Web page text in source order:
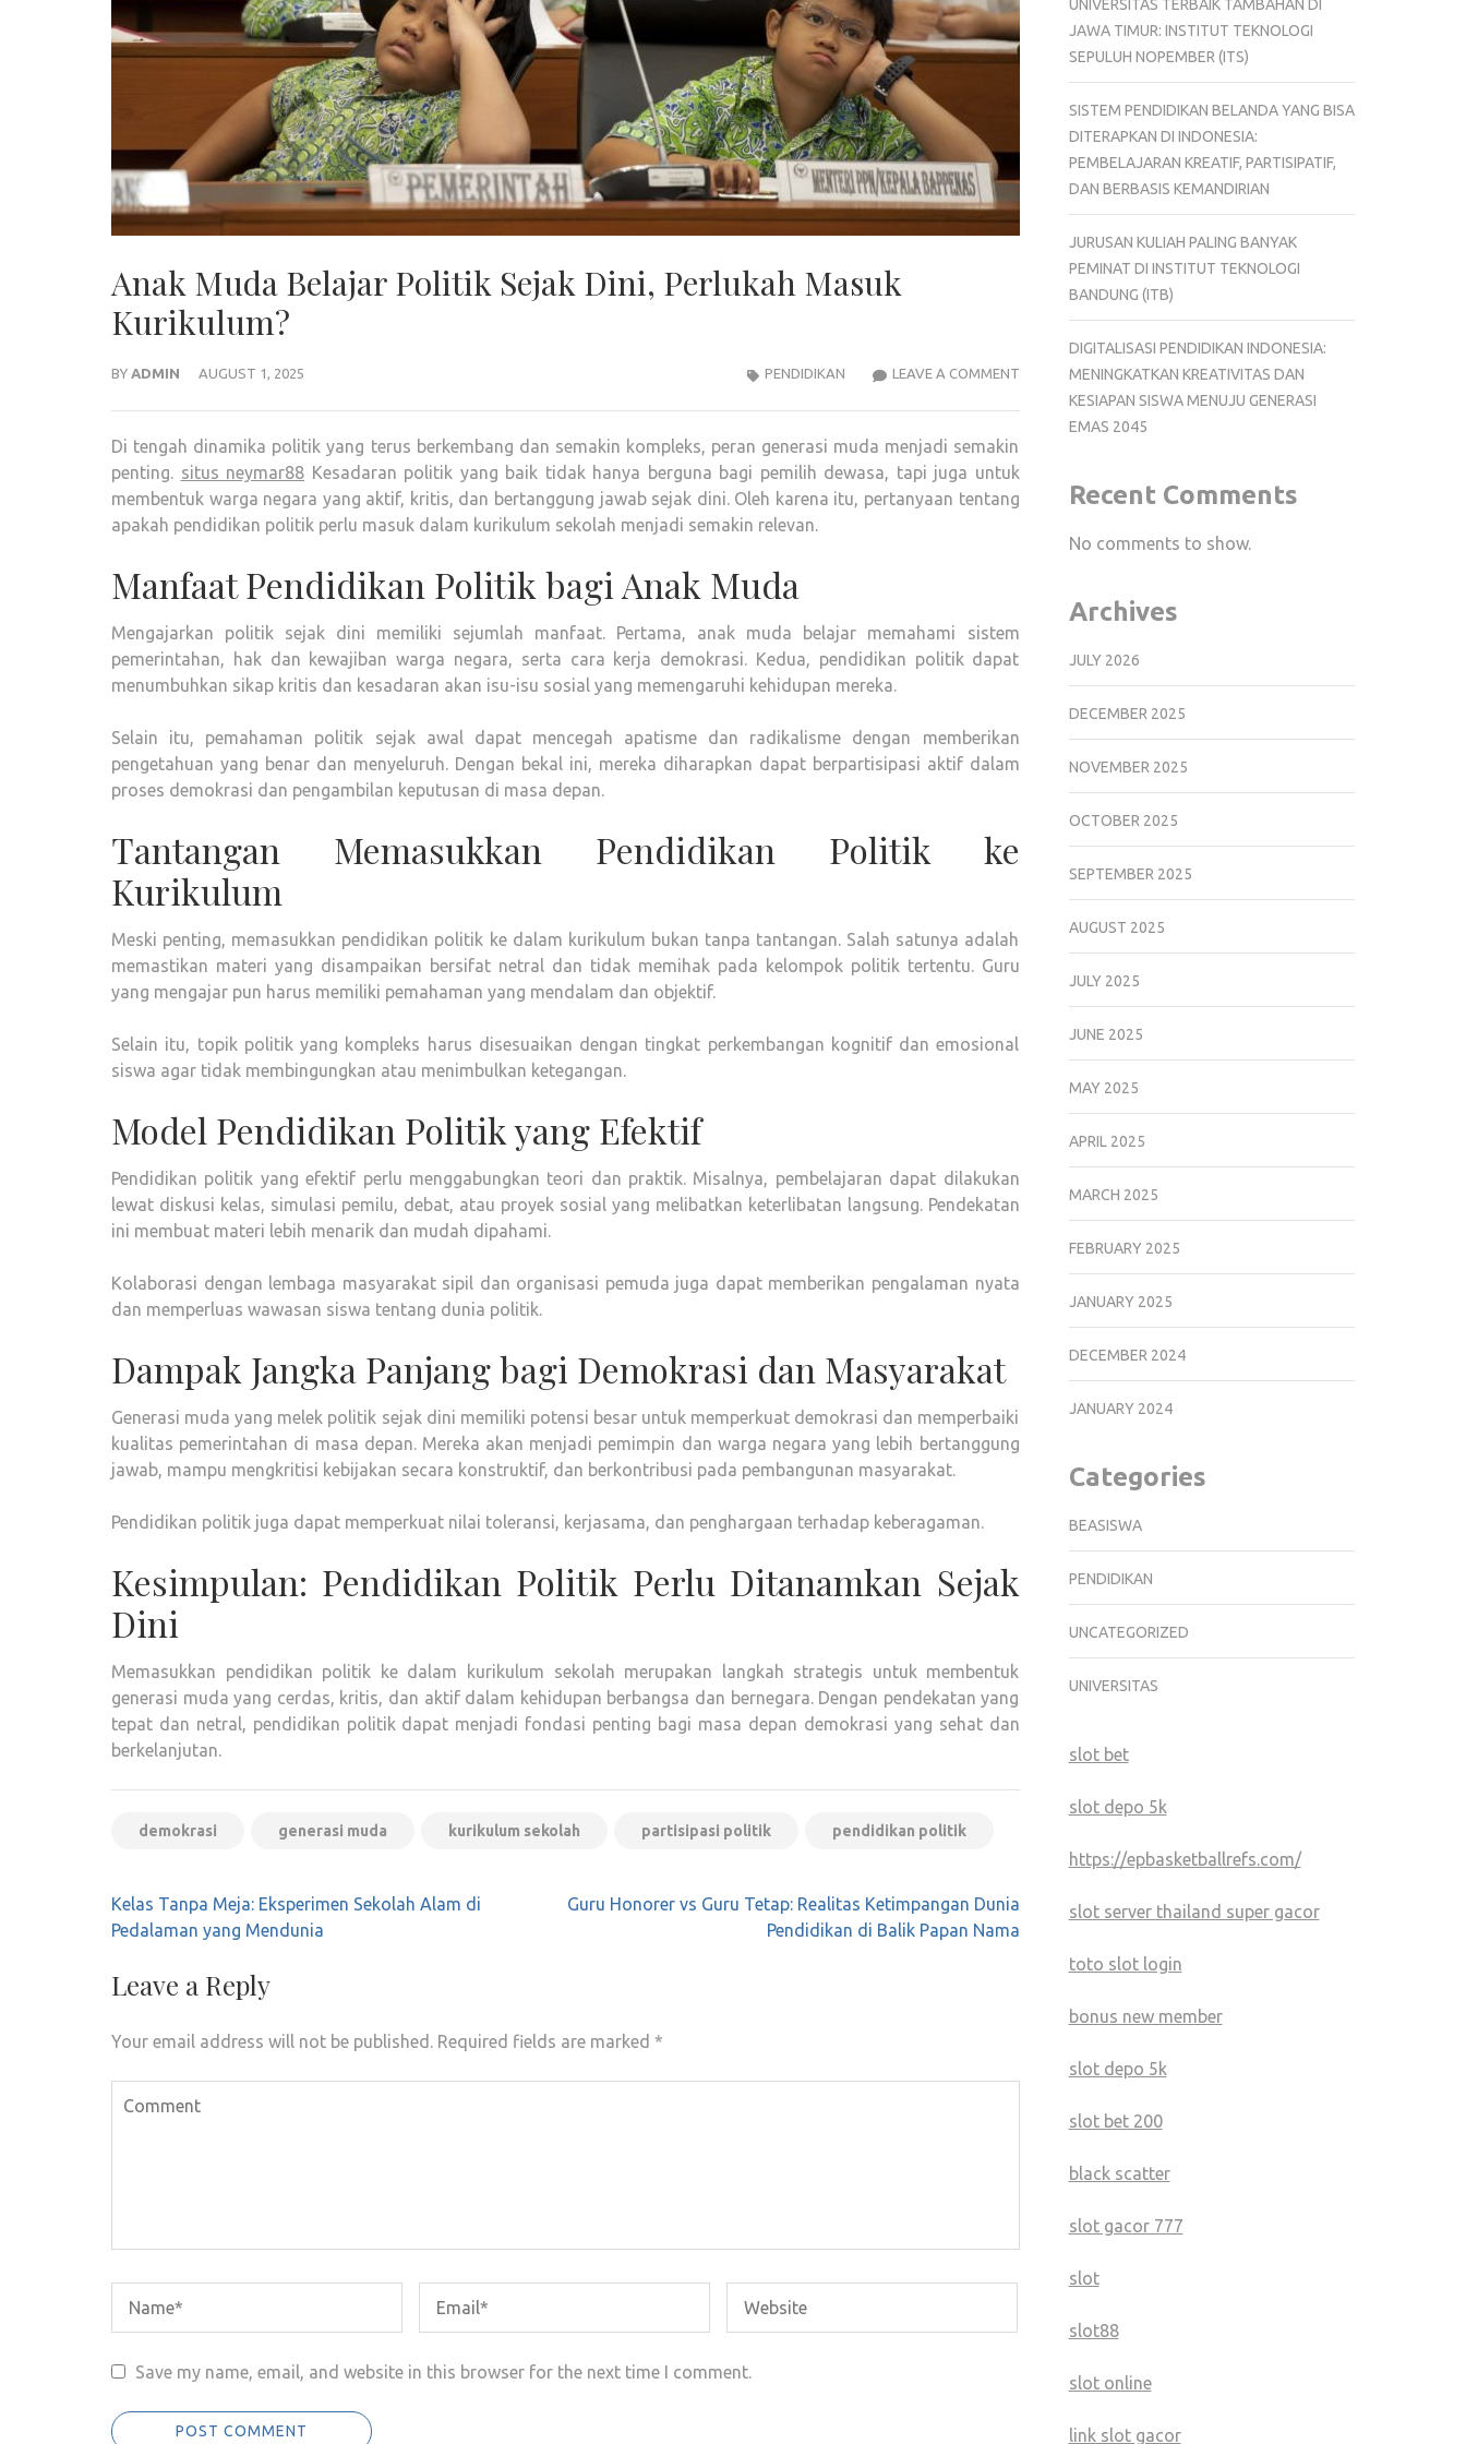
Anak Muda Belajar Politik Sejak Dini, Perlukah Masuk
Kurikulum?
BY ADMIN AUGUST 1, 2025 LEAVE A COMMENTANAK
BELAJAR
SEJAK
PENDIDIKAN
Di tengah dinamika politik yang terus berkembang dan semakin kompleks, peran generasi muda menjadi semakin
penting. situs neymar88 Kesadaran politik yang baik tidak hanya berguna bagi pemilih dewasa, tapi juga untuk
membentuk warga negara yang aktif, kritis, dan bertanggung jawab sejak dini. Oleh karena itu, pertanyaan tentang
apakah pendidikan politik perlu masuk dalam kurikulum sekolah menjadi semakin relevan.
Manfaat Pendidikan Politik bagi Anak Muda
Mengajarkan politik sejak dini memiliki sejumlah manfaat. Pertama, anak muda belajar memahami sistem
pemerintahan, hak dan kewajiban warga negara, serta cara kerja demokrasi. Kedua, pendidikan politik dapat
menumbuhkan sikap kritis dan kesadaran akan isu-isu sosial yang memengaruhi kehidupan mereka.
Selain itu, pemahaman politik sejak awal dapat mencegah apatisme dan radikalisme dengan memberikan
pengetahuan yang benar dan menyeluruh. Dengan bekal ini, mereka diharapkan dapat berpartisipasi aktif dalam
proses demokrasi dan pengambilan keputusan di masa depan.
Tantangan Memasukkan Pendidikan Politik ke
Kurikulum
Meski penting, memasukkan pendidikan politik ke dalam kurikulum bukan tanpa tantangan. Salah satunya adalah
memastikan materi yang disampaikan bersifat netral dan tidak memihak pada kelompok politik tertentu. Guru
yang mengajar pun harus memiliki pemahaman yang mendalam dan objektif.
Selain itu, topik politik yang kompleks harus disesuaikan dengan tingkat perkembangan kognitif dan emosional
siswa agar tidak membingungkan atau menimbulkan ketegangan.
Model Pendidikan Politik yang Efektif
Pendidikan politik yang efektif perlu menggabungkan teori dan praktik. Misalnya, pembelajaran dapat dilakukan
lewat diskusi kelas, simulasi pemilu, debat, atau proyek sosial yang melibatkan keterlibatan langsung. Pendekatan
ini membuat materi lebih menarik dan mudah dipahami.
Kolaborasi dengan lembaga masyarakat sipil dan organisasi pemuda juga dapat memberikan pengalaman nyata
dan memperluas wawasan siswa tentang dunia politik.
Dampak Jangka Panjang bagi Demokrasi dan Masyarakat
Generasi muda yang melek politik sejak dini memiliki potensi besar untuk memperkuat demokrasi dan memperbaiki
kualitas pemerintahan di masa depan. Mereka akan menjadi pemimpin dan warga negara yang lebih bertanggung
jawab, mampu mengkritisi kebijakan secara konstruktif, dan berkontribusi pada pembangunan masyarakat.
Pendidikan politik juga dapat memperkuat nilai toleransi, kerjasama, dan penghargaan terhadap keberagaman.
Kesimpulan: Pendidikan Politik Perlu Ditanamkan Sejak
Dini
Memasukkan pendidikan politik ke dalam kurikulum sekolah merupakan langkah strategis untuk membentuk
generasi muda yang cerdas, kritis, dan aktif dalam kehidupan berbangsa dan bernegara. Dengan pendekatan yang
tepat dan netral, pendidikan politik dapat menjadi fondasi penting bagi masa depan demokrasi yang sehat dan
berkelanjutan.
demokrasi generasi muda kurikulum sekolah partisipasi politik pendidikan politik
Post
navigation
Kelas Tanpa Meja: Eksperimen Sekolah Alam di
Pedalaman yang Mendunia
Guru Honorer vs Guru Tetap: Realitas Ketimpangan Dunia
Pendidikan di Balik Papan Nama
Leave a Reply
Your email address will not be published. Required fields are marked *
Save my name, email, and website in this browser for the next time I comment.
UNIVERSITAS TERBAIK TAMBAHAN DI
JAWA TIMUR: INSTITUT TEKNOLOGI
SEPULUH NOPEMBER (ITS)
SISTEM PENDIDIKAN BELANDA YANG BISA
DITERAPKAN DI INDONESIA:
PEMBELAJARAN KREATIF, PARTISIPATIF,
DAN BERBASIS KEMANDIRIAN
JURUSAN KULIAH PALING BANYAK
PEMINAT DI INSTITUT TEKNOLOGI
BANDUNG (ITB)
DIGITALISASI PENDIDIKAN INDONESIA:
MENINGKATKAN KREATIVITAS DAN
KESIAPAN SISWA MENUJU GENERASI
EMAS 2045
Recent Comments
No comments to show.
Archives
JULY 2026
DECEMBER 2025
NOVEMBER 2025
OCTOBER 2025
SEPTEMBER 2025
AUGUST 2025
JULY 2025
JUNE 2025
MAY 2025
APRIL 2025
MARCH 2025
FEBRUARY 2025
JANUARY 2025
DECEMBER 2024
JANUARY 2024
Categories
BEASISWA
PENDIDIKAN
UNCATEGORIZED
UNIVERSITAS
slot bet
slot depo 5k
https://epbasketballrefs.com/
slot server thailand super gacor
toto slot login
bonus new member
slot depo 5k
slot bet 200
black scatter
slot gacor 777
slot
slot88
slot online
link slot gacor